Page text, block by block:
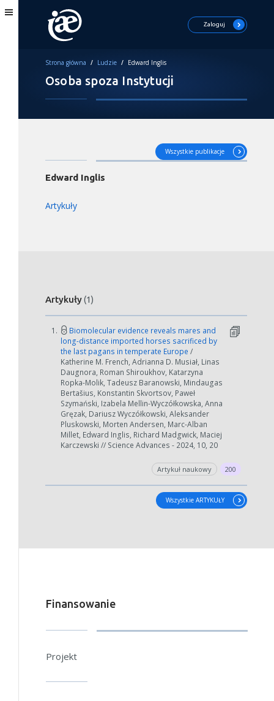
Zaloguj
Strona główna / Ludzie / Edward Inglis
Osoba spoza Instytucji
Wszystkie publikacje
Edward Inglis
Artykuły
Artykuły(1)
1.
Biomolecular evidence reveals mares and
long-distance imported horses sacrificed by
the last pagans in temperate Europe /
Katherine M. French, Adrianna D. Musiał, Linas
Daugnora, Roman Shiroukhov, Katarzyna
Ropka-Molik, Tadeusz Baranowski, Mindaugas
Bertašius, Konstantin Skvortsov, Paweł
Szymański, Izabela Mellin-Wyczółkowska, Anna
Gręzak, Dariusz Wyczółkowski, Aleksander
Pluskowski, Morten Andersen, Marc-Alban
Millet, Edward Inglis, Richard Madgwick, Maciej
Karczewski // Science Advances - 2024, 10, 20
Artykuł naukowy 200
Wszystkie ARTYKUŁY
Finansowanie
Projekt